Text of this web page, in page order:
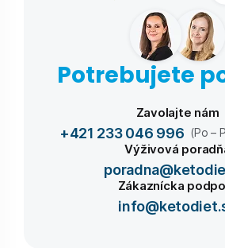
Potrebujete
Zavolajte nám
+421 233 046 996 (Po –
Výživová
Zákaznícka